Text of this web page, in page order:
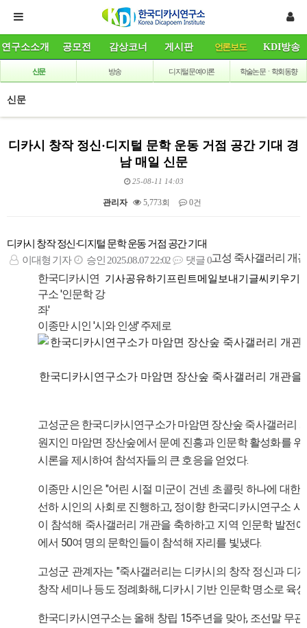
연구소소개 공모전 감상코너 게시판 언론보도 KDI방송
신문 방송 디지털 문예이론 학술논문ㆍ학회동향
신문
디카시 창작 정신·디지털 문학 운동 거점 공간 기대 경
남 매일 신문
25-08-11 14:03
관리자 5,773회 0건
디카시 창작 정신·디지털 문학 운동 거점 공간 기대
이대형 기자
승인 2025.08.07 22:02
댓글 0
기사공유하기 프린트메일보내기 글씨키우기
고성 죽사갤러리 개
한국디카시연
구소 '인문학 강
좌'
이종만 시인 '시와 인생' 주제로
한국디카시연구소가 마암면 장산숲 죽사갤러리 개관
고성군은 한국디카시연구소가 마암면 장산숲 죽사갤러리
원지인 마암면 장산숲에서 문예 진흥과 인문학 활성화를
시론을 제시하여 참석자들의 큰 호응을 얻었다.
이종만 시인은 "어린 시절 미군이 건넨 초콜릿 하나에 대
선하 시인의 사회로 진행하고, 정이향 한국디카시연구소
이 참석해 죽사갤러리 개관을 축하하고 지역 인문학 발전
에서 50여 명의 문학인들이 참석해 자리를 빛냈다.
고성군 관계자는 "죽사갤러리는 디카시의 창작 정신과 디
창작 세미나 등도 정례화해, 디카시 기반 인문학 명소로 육
한국디카시연구소는 올해 창립 15주년을 맞아, 조선말 무